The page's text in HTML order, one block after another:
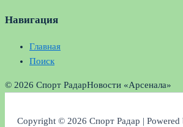
Навигация
Главная
Поиск
© 2026 Спорт РадарНовости «Арсенала»
Copyright © 2026 Спорт Радар | Powered